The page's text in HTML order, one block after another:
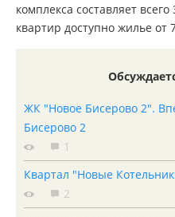
комплекса составляет
квартир доступно жилье от
ЖК "Новое Бисерово 2".
Бисерово 2
1
Квартал "Новые
2